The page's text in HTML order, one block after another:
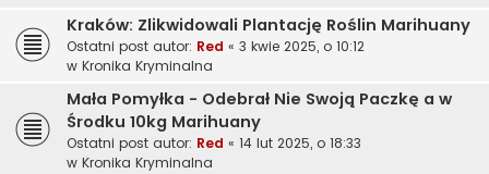
Kraków: Zlikwidowali Plantację Roślin Marihuany
Ostatni post autor: Red « 3 kwie 2025, o 10:12
w Kronika Kryminalna
Mała Pomyłka - Odebrał Nie Swoją Paczkę a w
Środku 10kg Marihuany
Ostatni post autor: Red « 14 lut 2025, o 18:33
w Kronika Kryminalna